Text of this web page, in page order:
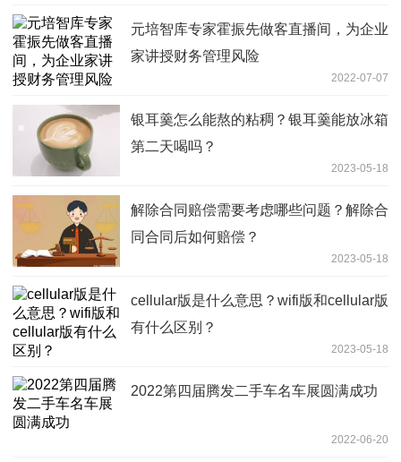
元培智库专家霍振先做客直播间，为企业
家讲授财务管理风险
2022-07-07
银耳羹怎么能熬的粘稠？银耳羹能放冰箱
第二天喝吗？
2023-05-18
解除合同赔偿需要考虑哪些问题？解除合
同合同后如何赔偿？
2023-05-18
cellular版是什么意思？wifi版和cellular版
有什么区别？
2023-05-18
2022第四届腾发二手车名车展圆满成功
2022-06-20